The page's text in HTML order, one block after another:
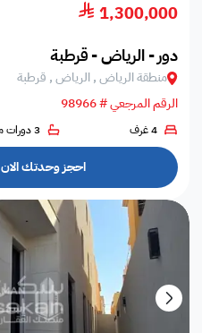
1,300,000
دور - الرياض - قرطبة
منطقة الرياض , الرياض , قرطبة
الرقم المرجعي # 98966
4 غرف 3 دورات مياه
احجز وحدتك الان